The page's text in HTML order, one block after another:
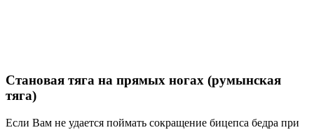
Становая тяга на прямых ногах (румынская
тяга)
Если Вам не удается поймать сокращение бицепса бедра при